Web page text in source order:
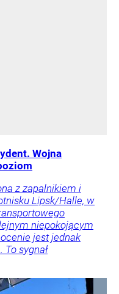
Wojna
z zapalnikiem i
Lipsk/Halle, w
niepokojącym
jest jednak
sygnał